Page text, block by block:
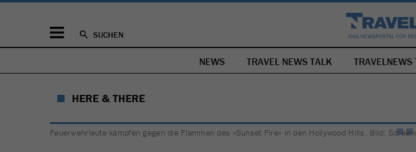
SUCHEN
NEWS TRAVEL NEWS TALK TRAVELNEWS
HERE & THERE
Feuerwehrleute kämpfen gegen die Flammen des «Sunset Fire» in den Hollywood Hills. Bild: